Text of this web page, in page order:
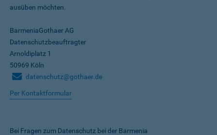
ausüben möchten.
BarmeniaGothaer AG
Datenschutzbeauftragter
Arnoldiplatz 1
50969 Köln
datenschutz@gothaer.de
Per Kontaktformular
Bei Fragen zum Datenschutz bei der Barmenia